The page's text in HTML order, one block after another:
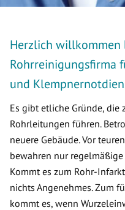
Herzlich willkommen
Rohrreinigungsfirma
und
Es gibt etliche Gründe, die
Rohrleitungen führen.
neuere Gebäude. Vor
bewahren nur
Kommt es zum Rohr-
nichts Angenehmes. Zum
kommt es, wenn